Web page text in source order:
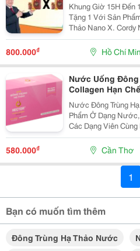
Khung Giờ 15H Đến 16H
Tặng 1 Với Sản Phẩm ☘️ Sữa Nanosua. Đông
Thảo Nano X. Cordy Nano Đông Trùng Hạ Thảo. Đông
Trùng Hạ Thảo Nano Collagen.
Thảo
800.000₫ Hồ Chí
Nước Uống
Collagen Hạn
Nước Đông Trùng Hạ
Phẩm Ở Dạng
Các Dạng Viên Cùng
Collagen Peptides
Các Peptide Giúp
Hơn. ...
580.000₫ Cần Thơ
1
Bạn có muốn tìm thêm
Đông Trùng Hạ Thảo Nước